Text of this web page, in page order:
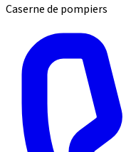
Caserne de pompiers